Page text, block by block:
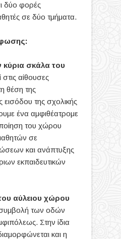
δύο φορές
σε δύο τμήματα.
κύρια σκάλα του
αίθουσες
θέση της
της σχολικής
ένα αμφιθέατρομε
του χώρου
σε
και ανάπτυξης
εκπαιδευτικών
αύλειου χώρου
συμβολή των οδών
Στην ίδια
και η